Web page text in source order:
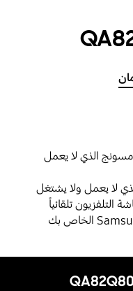
الذي لا يعمل
تلقائياً